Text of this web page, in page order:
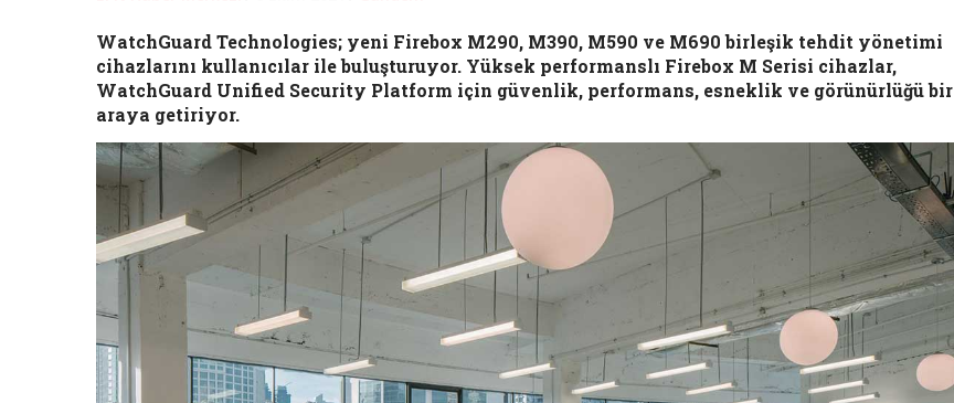
WatchGuard Technologies; yeni Firebox M290, M390, M590 ve M690 birleşik tehdit yönetimi
cihazlarını kullanıcılar ile buluşturuyor. Yüksek performanslı Firebox M Serisi cihazlar,
WatchGuard Unified Security Platform için güvenlik, performans, esneklik ve görünürlüğü bir
araya getiriyor.